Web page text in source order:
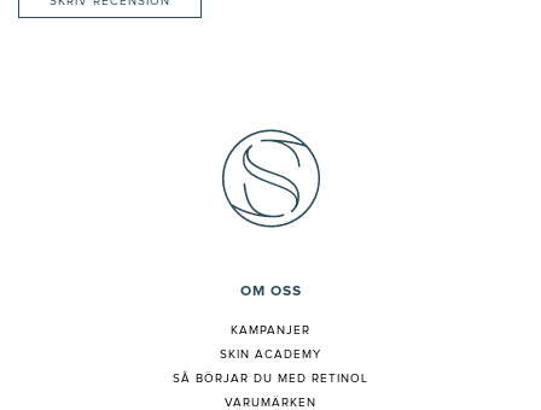
OM OSS
KAMPANJER
SKIN ACADEMY
SÅ BÖRJAR DU MED RETINOL
VARUMÄRKEN